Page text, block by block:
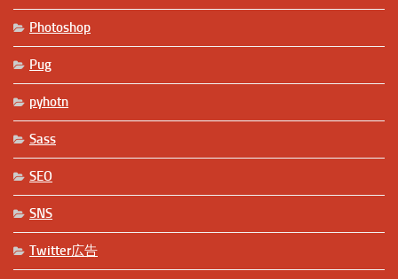
Photoshop
Pug
pyhotn
Sass
SEO
SNS
Twitter広告